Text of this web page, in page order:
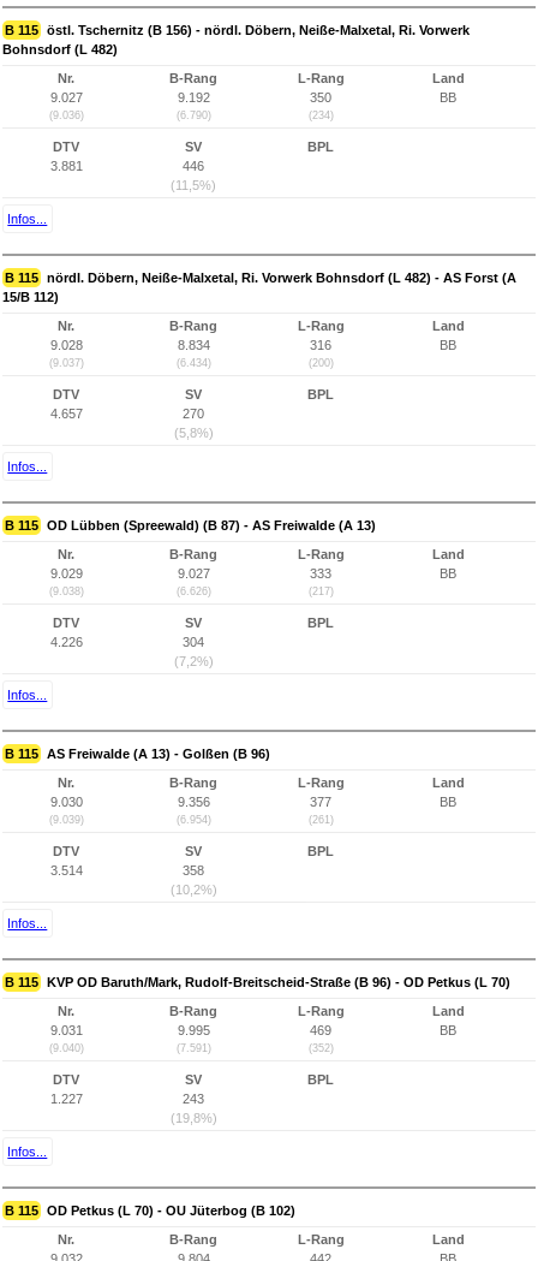
B 115 östl. Tschernitz (B 156) - nördl. Döbern, Neiße-Malxetal, Ri. Vorwerk
Bohnsdorf (L 482)
Nr.
9.027
(9.036)
B-Rang
9.192
(6.790)
L-Rang
350
(234)
Land
BB
DTV
3.881
SV
446
(11,5%)
BPL
Infos...
B 115 nördl. Döbern, Neiße-Malxetal, Ri. Vorwerk Bohnsdorf (L 482) - AS Forst (A
15/B 112)
Nr.
9.028
(9.037)
B-Rang
8.834
(6.434)
L-Rang
316
(200)
Land
BB
DTV
4.657
SV
270
(5,8%)
BPL
Infos...
B 115 OD Lübben (Spreewald) (B 87) - AS Freiwalde (A 13)
Nr.
9.029
(9.038)
B-Rang
9.027
(6.626)
L-Rang
333
(217)
Land
BB
DTV
4.226
SV
304
(7,2%)
BPL
Infos...
B 115 AS Freiwalde (A 13) - Golßen (B 96)
Nr.
9.030
(9.039)
B-Rang
9.356
(6.954)
L-Rang
377
(261)
Land
BB
DTV
3.514
SV
358
(10,2%)
BPL
Infos...
B 115 KVP OD Baruth/Mark, Rudolf-Breitscheid-Straße (B 96) - OD Petkus (L 70)
Nr.
9.031
(9.040)
B-Rang
9.995
(7.591)
L-Rang
469
(352)
Land
BB
DTV
1.227
SV
243
(19,8%)
BPL
Infos...
B 115 OD Petkus (L 70) - OU Jüterbog (B 102)
Nr.
B-Rang
L-Rang
Land